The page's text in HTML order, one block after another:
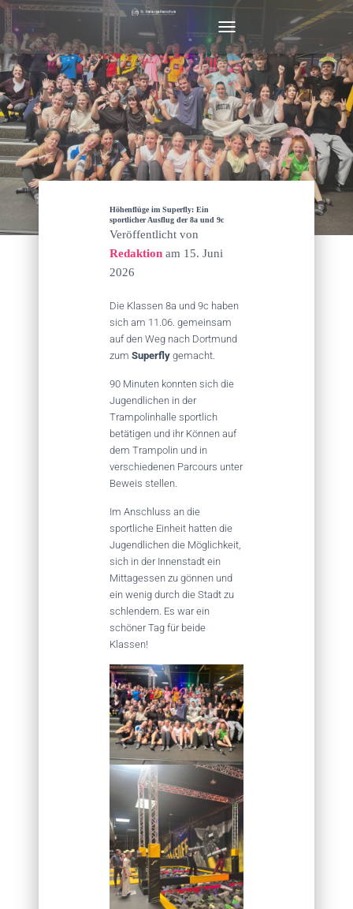
A
V
I
G
A
T
I
O
N
E
N
Höhenflüge im Superfly: Ein
sportlicher Ausflug der 8a und 9c
Veröffentlicht von
Redaktion am 15. Juni
2026
Die Klassen 8a und 9c haben
sich am 11.06. gemeinsam
auf den Weg nach Dortmund
zum Superfly gemacht.
90 Minuten konnten sich die
Jugendlichen in der
Trampolinhalle sportlich
betätigen und ihr Können auf
dem Trampolin und in
verschiedenen Parcours unter
Beweis stellen.
Im Anschluss an die
sportliche Einheit hatten die
Jugendlichen die Möglichkeit,
sich in der Innenstadt ein
Mittagessen zu gönnen und
ein wenig durch die Stadt zu
schlendern. Es war ein
schöner Tag für beide
Klassen!